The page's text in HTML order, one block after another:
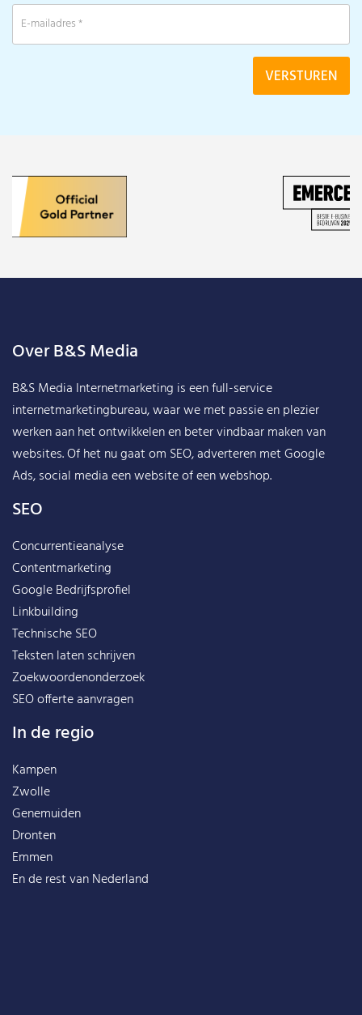
Over B&S Media
B&S Media Internetmarketing is een full-service
internetmarketingbureau, waar we met passie en plezier
werken aan het ontwikkelen en beter vindbaar maken van
websites. Of het nu gaat om SEO, adverteren met Google
Ads, social media een website of een webshop.
SEO
Concurrentieanalyse
Contentmarketing
Google Bedrijfsprofiel
Linkbuilding
Technische SEO
Teksten laten schrijven
Zoekwoordenonderzoek
SEO offerte aanvragen
In de regio
Kampen
Zwolle
Genemuiden
Dronten
Emmen
En de rest vanNederland